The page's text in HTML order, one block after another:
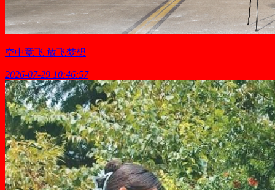
空中竞飞 放飞梦想
2026-07-29 10:46:57